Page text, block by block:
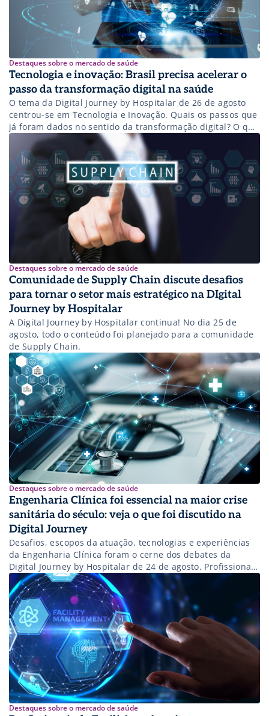
Destaques sobre o mercado de saúde
Tecnologia e inovação: Brasil precisa acelerar o
passo da transformação digital na saúde
O tema da Digital Journey by Hospitalar de 26 de agosto
centrou-se em Tecnologia e Inovação. Quais os passos que
já foram dados no sentido da transformação digital? O que
falta para impulsionar ainda mais as iniciativas de
inovação para que o Brasil alcance o patamar de
desenvolvimento tecnológico em saúde de outras nações?
Para […]
Destaques sobre o mercado de saúde
Comunidade de Supply Chain discute desafios
para tornar o setor mais estratégico na DIgital
Journey by Hospitalar
A Digital Journey by Hospitalar continua! No dia 25 de
agosto, todo o conteúdo foi planejado para a comunidade
de Supply Chain.
Destaques sobre o mercado de saúde
Engenharia Clínica foi essencial na maior crise
sanitária do século: veja o que foi discutido na
Digital Journey
Desafios, escopos da atuação, tecnologias e experiências
da Engenharia Clínica foram o cerne dos debates da
Digital Journey by Hospitalar de 24 de agosto. Profissionais
de peso se reuniram para falar da área que ganhou
protagonismo na pandemia de covid-19. A Digital Journey
entrou na segunda semana. Ainda dá tempo de participar
dos grandes encontros […]
Destaques sobre o mercado de saúde